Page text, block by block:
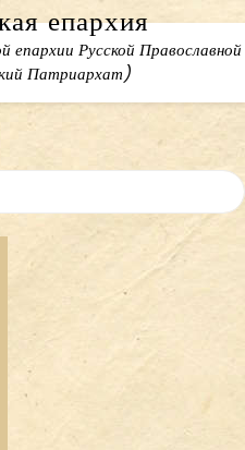
епархия
Русской Православной
Патриархат)